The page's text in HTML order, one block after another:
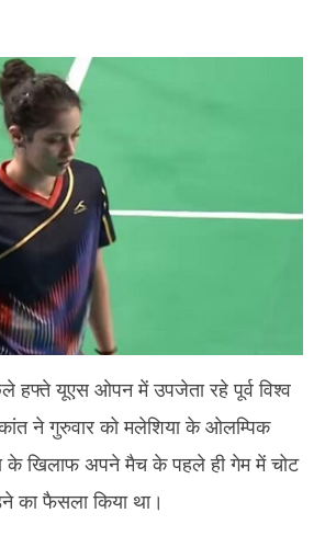
हफ्ते यूएस ओपन में उपजेता रहे पूर्व विश्व
ने गुरुवार को मलेशिया के ओलम्पिक
के खिलाफ अपने मैच के पहले ही गेम में चोट
का फैसला किया था।